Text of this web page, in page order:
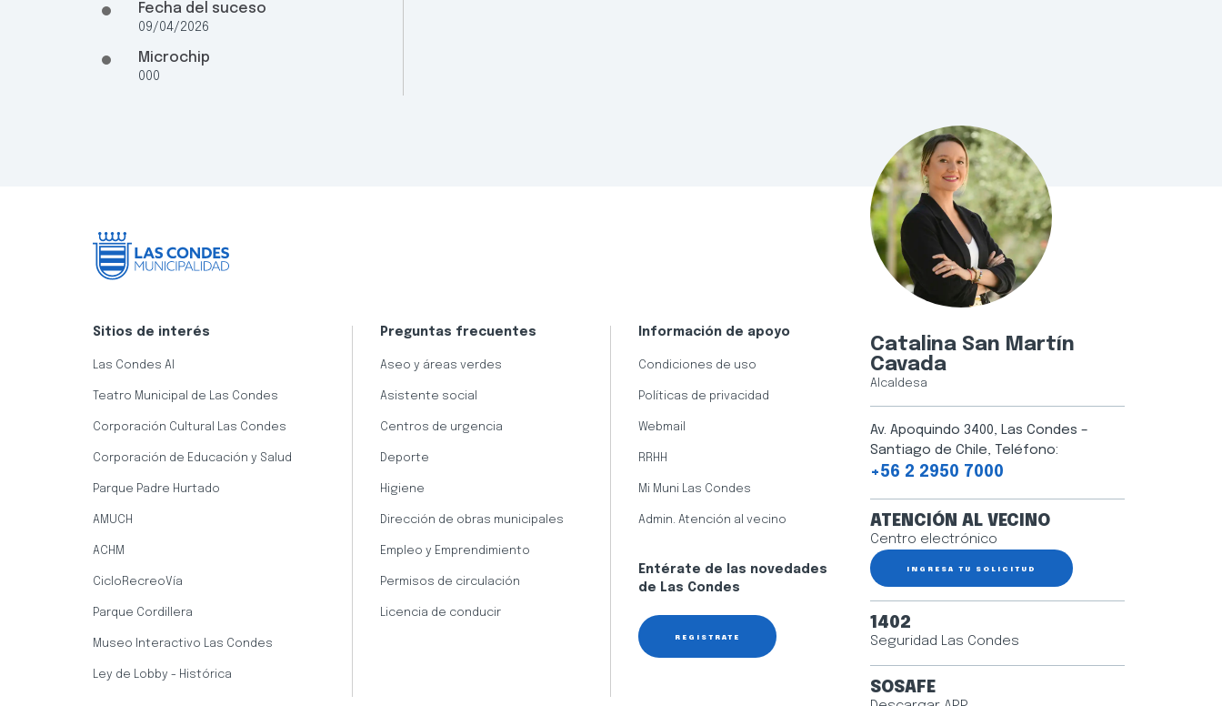
Fecha del suceso
09/04/2026
Microchip
000
Sitios de interés
Las Condes AI
Teatro Municipal de Las Condes
Corporación Cultural Las Condes
Corporación de Educación y Salud
Parque Padre Hurtado
AMUCH
ACHM
CicloRecreoVía
Parque Cordillera
Museo Interactivo Las Condes
Ley de Lobby - Histórica
Preguntas frecuentes
Aseo y áreas verdes
Asistente social
Centros de urgencia
Deporte
Higiene
Dirección de obras municipales
Empleo y Emprendimiento
Permisos de circulación
Licencia de conducir
Información de apoyo
Condiciones de uso
Políticas de privacidad
Webmail
RRHH
Mi Muni Las Condes
Admin. Atención al vecino
Entérate de las novedades
de Las Condes
REGÍSTRATE
Catalina San Martín
Cavada
Alcaldesa
Av. Apoquindo 3400, Las Condes –
Santiago de Chile, Teléfono:
+56 2 2950 7000
ATENCIÓN AL VECINO
Centro electrónico
INGRESA TU SOLICITUD
1402
Seguridad Las Condes
SOSAFE